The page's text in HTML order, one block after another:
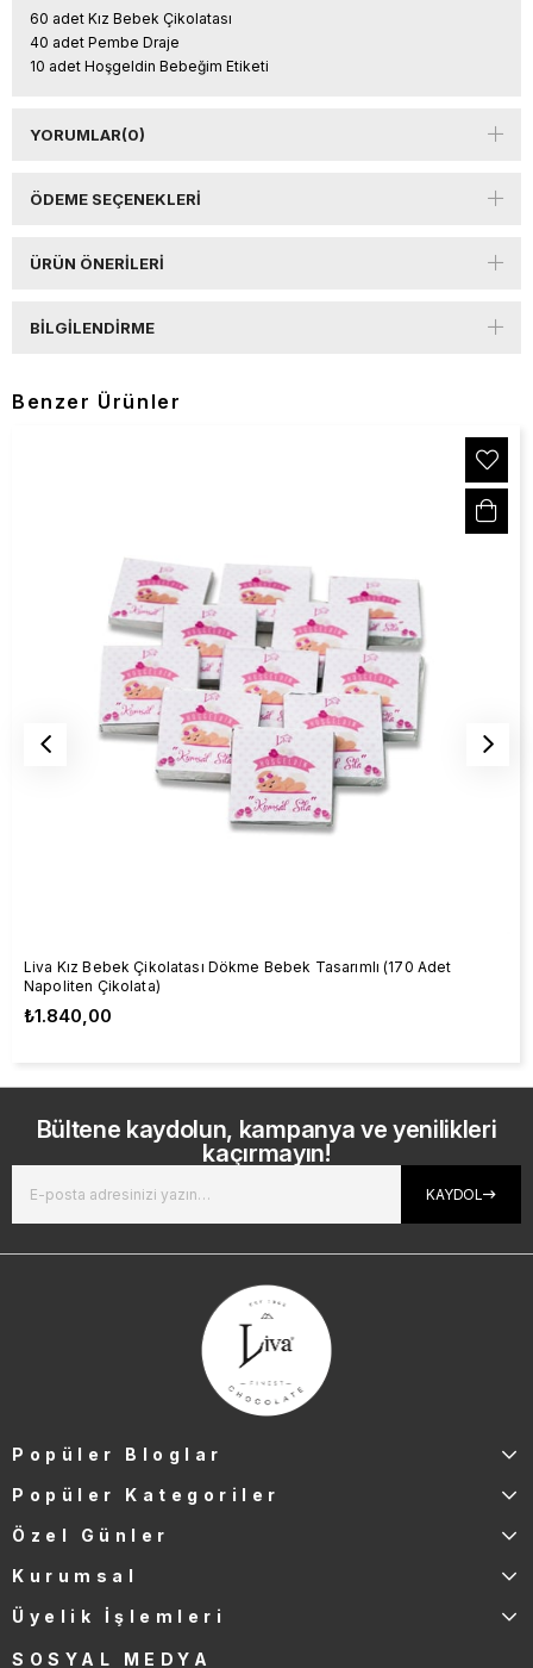
60 adet Kız Bebek Çikolatası
40 adet Pembe Draje
10 adet Hoşgeldin Bebeğim Etiketi
YORUMLAR(0)
ÖDEME SEÇENEKLERI
ÜRÜN ÖNERILERI
BILGILENDIRME
Benzer Ürünler
Liva Kız Bebek Çikolatası Dökme Bebek Tasarımlı (170 Adet
Napoliten Çikolata)
₺1.840,00
Bültene kaydolun, kampanya ve yenilikleri
kaçırmayın!
KAYDOL
Popüler Bloglar
Popüler Kategoriler
Özel Günler
Kurumsal
Üyelik İşlemleri
SOSYAL MEDYA